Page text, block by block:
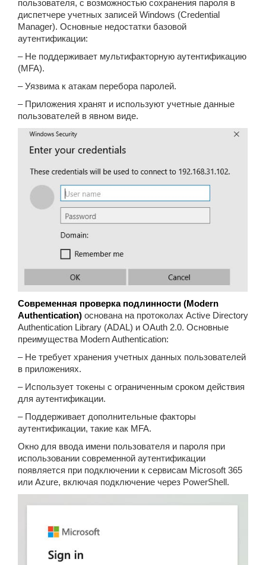
пользователя, с возможностью сохранения пароля в
диспетчере учетных записей Windows (Credential
Manager). Основные недостатки базовой
аутентификации:
– Не поддерживает мультифакторную аутентификацию
(MFA).
– Уязвима к атакам перебора паролей.
– Приложения хранят и используют учетные данные
пользователей в явном виде.
Современная проверка подлинности (Modern
Authentication) основана на протоколах Active Directory
Authentication Library (ADAL) и OAuth 2.0. Основные
преимущества Modern Authentication:
– Не требует хранения учетных данных пользователей
в приложениях.
– Использует токены с ограниченным сроком действия
для аутентификации.
– Поддерживает дополнительные факторы
аутентификации, такие как MFA.
Окно для ввода имени пользователя и пароля при
использовании современной аутентификации
появляется при подключении к сервисам Microsoft 365
или Azure, включая подключение через PowerShell.